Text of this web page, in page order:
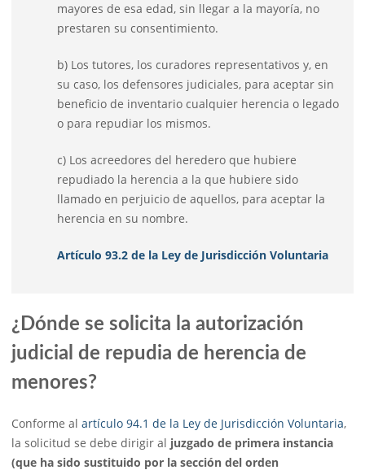
mayores de esa edad, sin llegar a la mayoría, no
prestaren su consentimiento.
b) Los tutores, los curadores representativos y, en
su caso, los defensores judiciales, para aceptar sin
beneficio de inventario cualquier herencia o legado
o para repudiar los mismos.
c) Los acreedores del heredero que hubiere
repudiado la herencia a la que hubiere sido
llamado en perjuicio de aquellos, para aceptar la
herencia en su nombre.
Artículo 93.2 de la Ley de Jurisdicción Voluntaria
¿Dónde se solicita la autorización
judicial de repudia de herencia de
menores?
Conforme al artículo 94.1 de la Ley de Jurisdicción Voluntaria,
la solicitud se debe dirigir al juzgado de primera instancia
(que ha sido sustituido por la sección del orden